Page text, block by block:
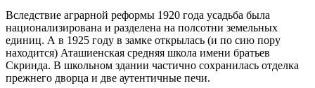
Вследствие аграрной реформы 1920 года усадьба была
национализирована и разделена на полсотни земельных
единиц. А в 1925 году в замке открылась (и по сию пору
находится) Аташиенская средняя школа имени братьев
Скринда. В школьном здании частично сохранилась отделка
прежнего дворца и две аутентичные печи.